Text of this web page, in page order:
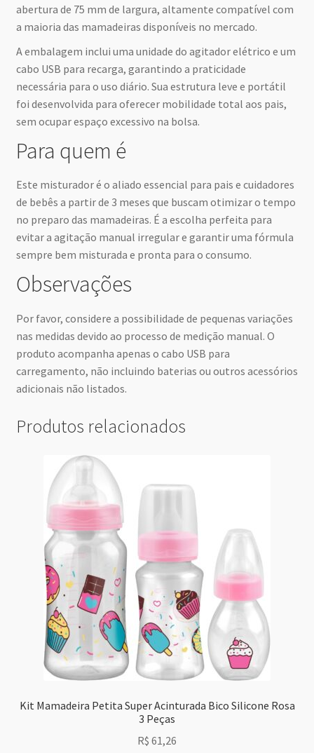
abertura de 75 mm de largura, altamente compatível com
a maioria das mamadeiras disponíveis no mercado.
A embalagem inclui uma unidade do agitador elétrico e um
cabo USB para recarga, garantindo a praticidade
necessária para o uso diário. Sua estrutura leve e portátil
foi desenvolvida para oferecer mobilidade total aos pais,
sem ocupar espaço excessivo na bolsa.
Para quem é
Este misturador é o aliado essencial para pais e cuidadores
de bebês a partir de 3 meses que buscam otimizar o tempo
no preparo das mamadeiras. É a escolha perfeita para
evitar a agitação manual irregular e garantir uma fórmula
sempre bem misturada e pronta para o consumo.
Observações
Por favor, considere a possibilidade de pequenas variações
nas medidas devido ao processo de medição manual. O
produto acompanha apenas o cabo USB para
carregamento, não incluindo baterias ou outros acessórios
adicionais não listados.
Produtos relacionados
Kit Mamadeira Petita Super Acinturada Bico Silicone Rosa
3 Peças
R$ 61,26